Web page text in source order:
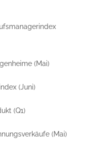
(Mai)
(Juni)
(Q1)
(Mai)